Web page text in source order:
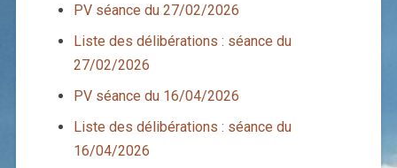
PV séance du 27/02/2026
Liste des délibérations : séance du
27/02/2026
PV séance du 16/04/2026
Liste des délibérations : séance du
16/04/2026